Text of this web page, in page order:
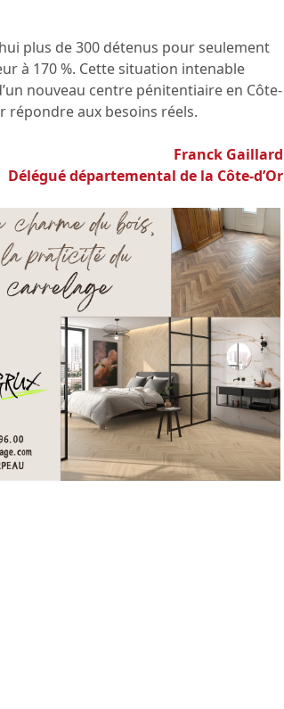
plus de 300 détenus pour seulement
à 170 %. Cette situation intenable
nouveau centre pénitentiaire en Côte-
répondre aux besoins réels.
Franck Gaillard
Délégué départemental de la Côte-d’Or